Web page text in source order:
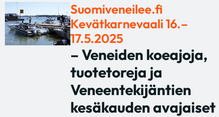
Suomiveneilee.fi
Kevätkarnevaali 16.–
17.5.2025
– Veneiden koeajoja,
tuotetoreja ja
Veneentekijäntien
kesäkauden avajaiset